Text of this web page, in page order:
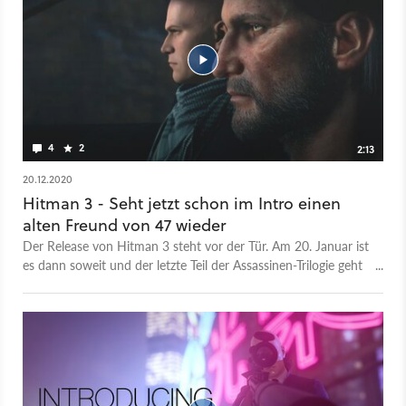
nicht nur Hitman 3, sondern auch die beiden vorherigen Teile
in VR erleben. Wie Hitman 3 in VR aussieht, verrät euch der
Trailer. Aktuell wir Hitman VR lediglich von Sonys PlayStation
VR unterstützt. Ob wir auch mit einer VR-Unterstützung am
PC rechnen können, ist bisher nicht bekannt. Die Entwickler
sprechen ledigtlich von einer PSVR-Unterstützung "zum
4 2
2:13
20.12.2020
Hitman 3 - Seht jetzt schon im Intro einen
alten Freund von 47 wieder
Der Release von Hitman 3 steht vor der Tür. Am 20. Januar ist
es dann soweit und der letzte Teil der Assassinen-Trilogie geht
Video zeigt einen altbekannten Charakter, Lukas Grey. Hierbei
handelt es sich um einen alten Kindheitsfreund von 47, der
gemeinsam mit ihm in der Killer-Organisation "Providence"
aufwuchs. Grey, auch bekannt als "Shadow Client", gelang
damals die Flucht aus der Organisation - 47 konnte nicht